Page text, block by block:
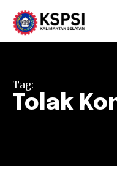
Tag:
Tolak